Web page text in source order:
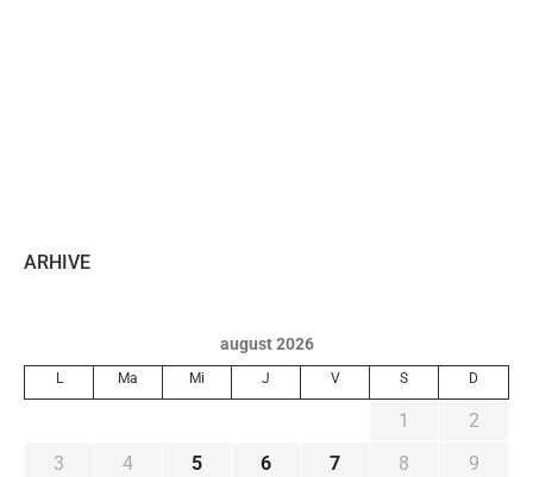
ARHIVE
august 2026
L Ma Mi J V S D
1
2
3
4 5 6 7 8
9